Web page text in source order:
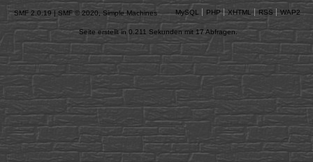
SMF 2.0.19 | SMF © 2020 ,Simple Machines MySQL PHP XHTML RSS WAP2
Seite erstellt in 0.211 Sekunden mit 17 Abfragen.